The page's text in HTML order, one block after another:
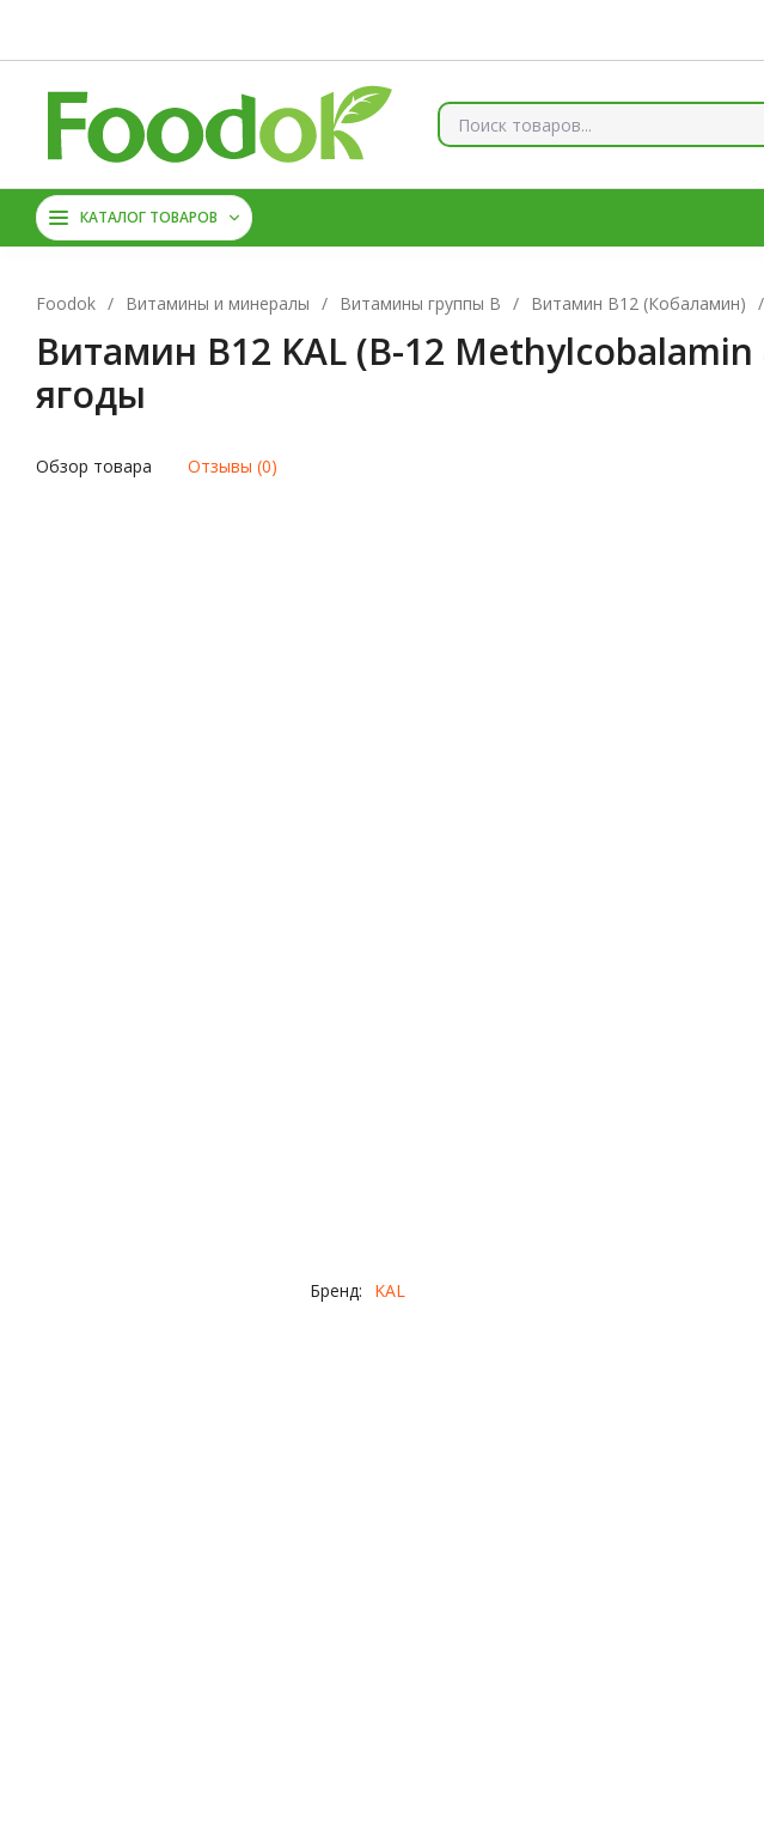
КАТАЛОГ ТОВАРОВ
МАГНИЙ
АМИНОКИСЛОТЫ ЦИНК
Foodok / Витамины и минералы / Витамины группы B / Витамин B12 (Кобаламин) /
Витамин B12 KAL (B-12
ягоды
Обзор товара Отзывы (0)
Бренд: KAL